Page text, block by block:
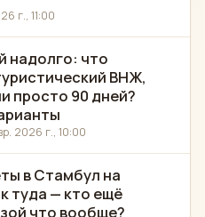
г., 11:00
надолго: что
ВНЖ,
просто 90 дней?
2026 г., 10:00
в Стамбул на
туда — кто ещё
что вообще?